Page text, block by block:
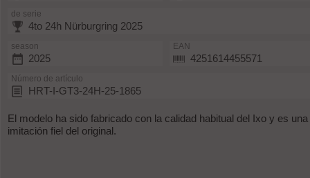
de serie
4to 24h Nürburgring 2025
season
2025
EAN
4251614455571
Número de artículo
HRT-I-GT3-24H-25-1865
El modelo ha sido fabricado con la calidad habitual del Ixo y es una
imitación fiel del original.